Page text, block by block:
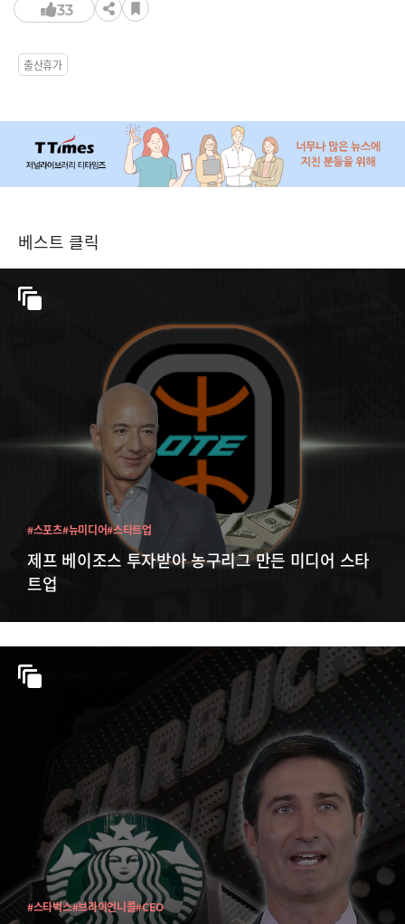
33
출산휴가
베스트 클릭
제프 베이조스 투자받아 농구리그 만든 미디어 스타
트업
#스포츠#뉴미디어#스타트업
#스타벅스#브라이언니콜#CEO